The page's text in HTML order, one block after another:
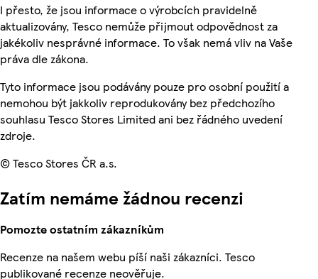
I přesto, že jsou informace o výrobcích pravidelně
aktualizovány, Tesco nemůže přijmout odpovědnost za
jakékoliv nesprávné informace. To však nemá vliv na Vaše
práva dle zákona.
Tyto informace jsou podávány pouze pro osobní použití a
nemohou být jakkoliv reprodukovány bez předchozího
souhlasu Tesco Stores Limited ani bez řádného uvedení
zdroje.
© Tesco Stores ČR a.s.
Zatím nemáme žádnou recenzi
Pomozte ostatním zákazníkům
Recenze na našem webu píší naši zákazníci. Tesco
publikované recenze neověřuje.